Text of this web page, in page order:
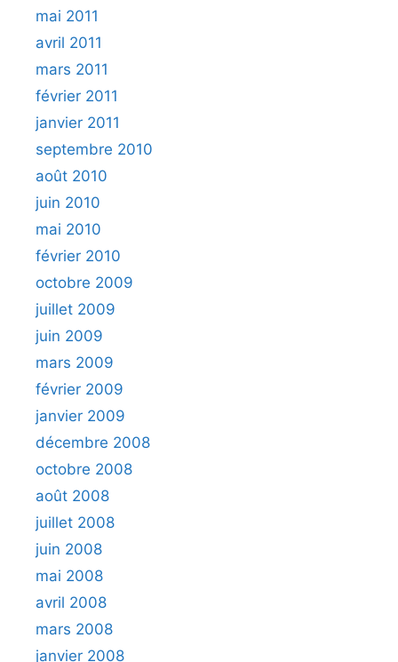
mai 2011
avril 2011
mars 2011
février 2011
janvier 2011
septembre 2010
août 2010
juin 2010
mai 2010
février 2010
octobre 2009
juillet 2009
juin 2009
mars 2009
février 2009
janvier 2009
décembre 2008
octobre 2008
août 2008
juillet 2008
juin 2008
mai 2008
avril 2008
mars 2008
janvier 2008